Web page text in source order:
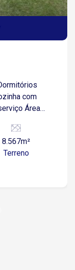
Área
3 Vagas
para
8.567m²
Terreno